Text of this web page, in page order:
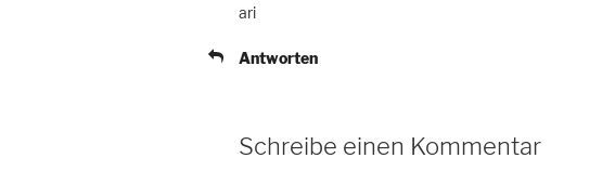
ari
Antworten
Schreibe einen Kommentar